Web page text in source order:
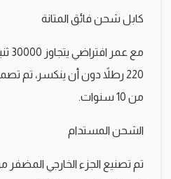
كابل شحن فائق المتانة
مع
220 رطلاً دون أن ينكسر، تم
من 10 سنوات.
الشحن المستدام
تم تصنيع الجزء الخارجي المضفر